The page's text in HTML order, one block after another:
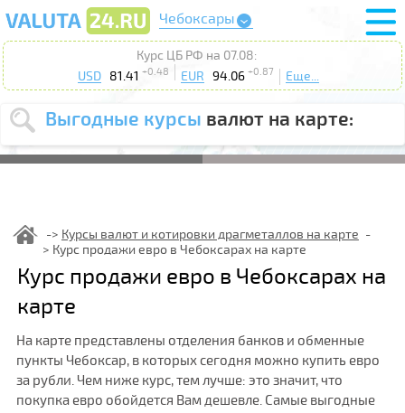
Чебоксары
Курс ЦБ РФ на 07.08:
USD 81.41 +0.48 EUR 94.06 +0.87 Еще...
Выгодные курсы валют на карте:
Выберите
USD EUR
курс до
Выберите
действие :
Курсы валют и котировки драгметаллов на карте
Курс продажи евро в Чебоксарах на карте
Курс продажи евро в Чебоксарах на
карте
На карте представлены отделения банков и обменные
пункты Чебоксар, в которых сегодня можно купить евро
за рубли. Чем ниже курс, тем лучше: это значит, что
покупка евро обойдется Вам дешевле. Самые выгодные